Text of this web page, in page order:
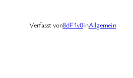
Verfasst von8dF1v0inAllgemein